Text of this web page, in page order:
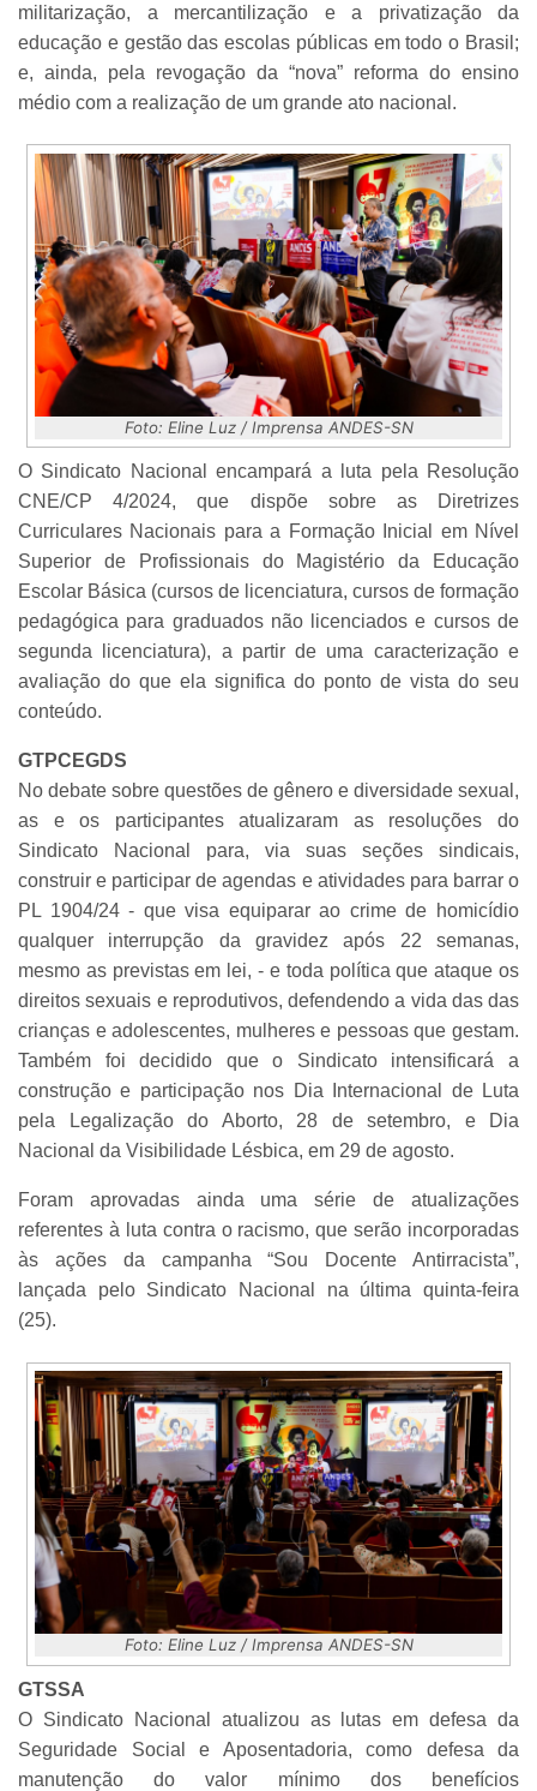
militarização, a mercantilização e a privatização da
educação e gestão das escolas públicas em todo o Brasil;
e, ainda, pela revogação da “nova” reforma do ensino
médio com a realização de um grande ato nacional.
Foto: Eline Luz / Imprensa ANDES-SN
O Sindicato Nacional encampará a luta pela Resolução
CNE/CP 4/2024, que dispõe sobre as Diretrizes
Curriculares Nacionais para a Formação Inicial em Nível
Superior de Profissionais do Magistério da Educação
Escolar Básica (cursos de licenciatura, cursos de formação
pedagógica para graduados não licenciados e cursos de
segunda licenciatura), a partir de uma caracterização e
avaliação do que ela significa do ponto de vista do seu
conteúdo.
GTPCEGDS
No debate sobre questões de gênero e diversidade sexual,
as e os participantes atualizaram as resoluções do
Sindicato Nacional para, via suas seções sindicais,
construir e participar de agendas e atividades para barrar o
PL 1904/24 - que visa equiparar ao crime de homicídio
qualquer interrupção da gravidez após 22 semanas,
mesmo as previstas em lei, - e toda política que ataque os
direitos sexuais e reprodutivos, defendendo a vida das das
crianças e adolescentes, mulheres e pessoas que gestam.
Também foi decidido que o Sindicato intensificará a
construção e participação nos Dia Internacional de Luta
pela Legalização do Aborto, 28 de setembro, e Dia
Nacional da Visibilidade Lésbica, em 29 de agosto.
Foram aprovadas ainda uma série de atualizações
referentes à luta contra o racismo, que serão incorporadas
às ações da campanha “Sou Docente Antirracista”,
lançada pelo Sindicato Nacional na última quinta-feira
(25).
Foto: Eline Luz / Imprensa ANDES-SN
GTSSA
O Sindicato Nacional atualizou as lutas em defesa da
Seguridade Social e Aposentadoria, como defesa da
manutenção do valor mínimo dos benefícios